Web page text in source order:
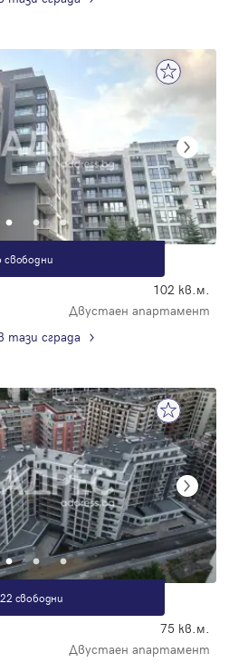
свободни
102 кв.м.
Двустаен апартамент
сграда
свободни
75 кв.м.
Двустаен апартамент